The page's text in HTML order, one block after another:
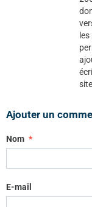
Ajouter un
Nom
E-mail